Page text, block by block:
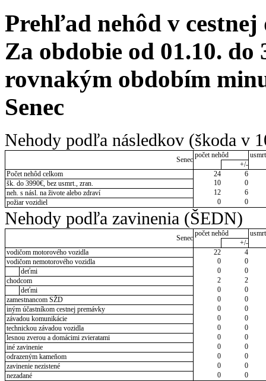
Prehľad nehôd v cestnej
Za obdobie od 01.10. do
rovnakým obdobím
Senec
Nehody podľa následkov (škoda v
Senec
počet nehôd
+/-
Počet nehôd celkom
24
6
šk. do 3990€, bez usmrt., zran.
10
0
neh. s násl. na živote alebo zdraví
12
6
požiar vozidiel
0 0
Nehody podľa zavinenia (ŠEDN)
Senec
počet nehôd
+/-
vodičom motorového vozidla
22
4
vodičom nemotorového vozidla
0
0
deťmi
0
0
chodcom
2
2
deťmi
0
0
zamestnancom SŽD
0
0
iným účastníkom cestnej premávky
0
0
závadou komunikácie
0
0
technickou závadou vozidla
0
0
lesnou zverou a domácimi zvieratami
0
0
iné zavinenie
0
0
odrazeným kameňom
0
0
zavinenie nezistené
0
0
nezadané
0 0